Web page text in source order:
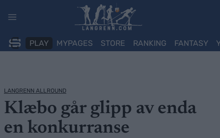
PLAY MYPAGES STORE RANKING FANTASY
LANGRENN ALLROUND
Klæbo går glipp av enda
en konkurranse